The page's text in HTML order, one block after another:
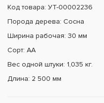
Код товара: УТ-00002236
Порода дерева: Сосна
Ширина рабочая: 30 мм
Сорт: АА
Вес одной штуки: 1,035 кг.
Длина: 2 500 мм